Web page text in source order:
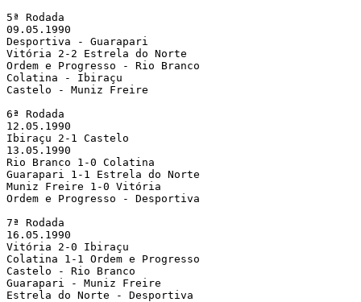
5ª Rodada
09.05.1990
Desportiva - Guarapari
Vitória 2-2 Estrela do Norte
Ordem e Progresso - Rio Branco
Colatina - Ibiraçu
Castelo - Muniz Freire
6ª Rodada
12.05.1990
Ibiraçu 2-1 Castelo
13.05.1990
Rio Branco 1-0 Colatina
Guarapari 1-1 Estrela do Norte
Muniz Freire 1-0 Vitória
Ordem e Progresso - Desportiva
7ª Rodada
16.05.1990
Vitória 2-0 Ibiraçu
Colatina 1-1 Ordem e Progresso
Castelo - Rio Branco
Guarapari - Muniz Freire
Estrela do Norte - Desportiva